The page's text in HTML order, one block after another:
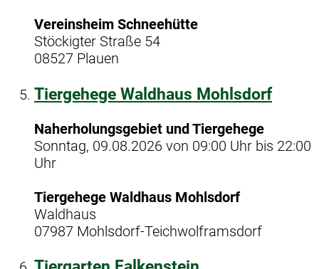
Vereinsheim Schneehütte
Stöckigter Straße 54
08527 Plauen
Tiergehege Waldhaus Mohlsdorf
Naherholungsgebiet und Tiergehege
Sonntag, 09.08.2026 von 09:00 Uhr bis 22:00
Uhr
Tiergehege Waldhaus Mohlsdorf
Waldhaus
07987 Mohlsdorf-Teichwolframsdorf